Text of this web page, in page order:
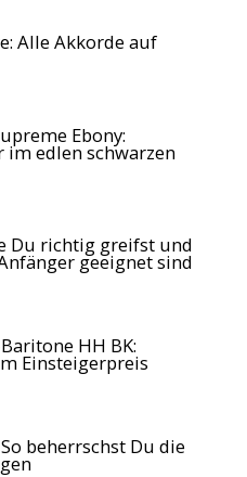
Alle Akkorde auf
Ebony:
im edlen schwarzen
Du richtig greifst und
geeignet sind
HH BK:
Einsteigerpreis
beherrschst Du die